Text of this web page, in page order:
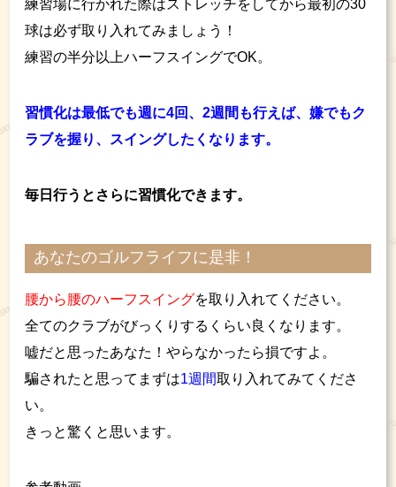
練習場に行かれた際はストレッチをしてから最初の30
球は必ず取り入れてみましょう！
練習の半分以上ハーフスイングでOK。
習慣化は最低でも週に4回、2週間も行えば、嫌でもク
ラブを握り、スイングしたくなります。
毎日行うとさらに習慣化できます。
あなたのゴルフライフに是非！
腰から腰のハーフスイングを取り入れてください。
全てのクラブがびっくりするくらい良くなります。
嘘だと思ったあなた！やらなかったら損ですよ。
騙されたと思ってまずは1週間取り入れてみてくださ
い。
きっと驚くと思います。